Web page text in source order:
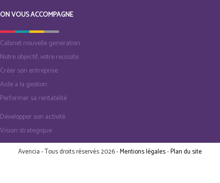
ON VOUS ACCOMPAGNE
Cabinet nouvelle generation
Notre objectif, votre reussite
Créer son entreprise
Aide a la gestion
Performer sa rentabilité
Développer son activité
Vision strategique
Avencia - Tous droits réservés 2026 -Mentions légales-Plan du site